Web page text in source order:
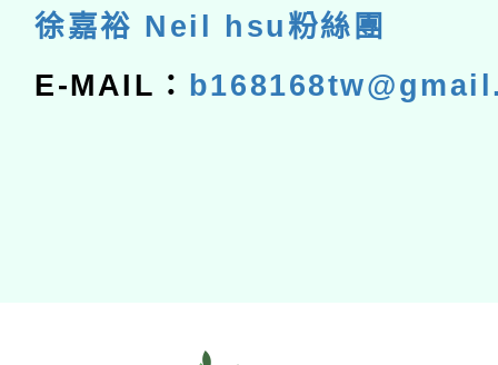
徐嘉裕 Neil hsu粉絲團
E-MAIL：